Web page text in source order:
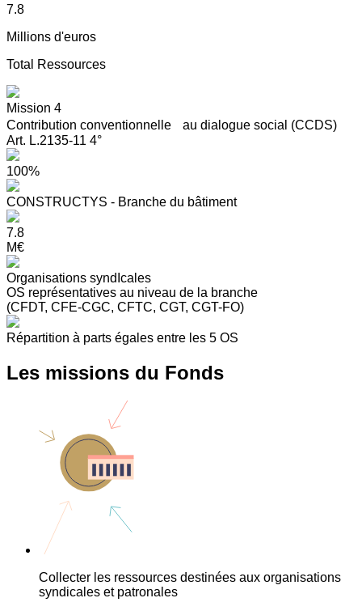
7.8
Millions d'euros
Total Ressources
Mission 4
Contribution conventionnelle au dialogue social (CCDS)
Art. L.2135-11 4°
100%
CONSTRUCTYS - Branche du bâtiment
7.8
M€
Organisations syndIcales
OS représentatives au niveau de la branche
(CFDT, CFE-CGC, CFTC, CGT, CGT-FO)
Répartition à parts égales entre les 5 OS
Les missions du Fonds
Collecter les ressources destinées aux organisations
syndicales et patronales